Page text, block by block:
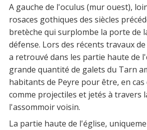
A gauche de l'oculus (mur ouest),
rosaces gothiques des siècles
bretèche qui surplombe la porte de
défense. Lors des récents travaux
a retrouvé dans les partie haute de
grande quantité de galets du Tarn
habitants de Peyre pour être, en
comme projectiles et jetés à travers
l'assommoir voisin.
La partie haute de l'église,